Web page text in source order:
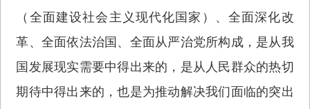
（全面建设社会主义现代化国家）、全面深化改
革、全面依法治国、全面从严治党所构成，是从我
国发展现实需要中得出来的，是从人民群众的热切
期待中得出来的，也是为推动解决我们面临的突出